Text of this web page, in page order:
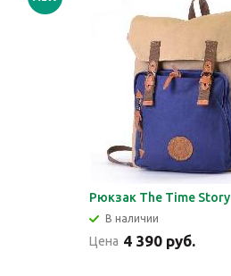
Рюкзак The Time Story
В наличии
Цена 4 390 руб.